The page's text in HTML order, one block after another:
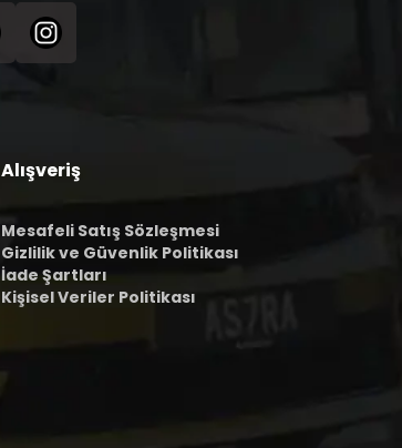
Alışveriş
Mesafeli Satış Sözleşmesi
Gizlilik ve Güvenlik Politikası
İade Şartları
Kişisel Veriler Politikası